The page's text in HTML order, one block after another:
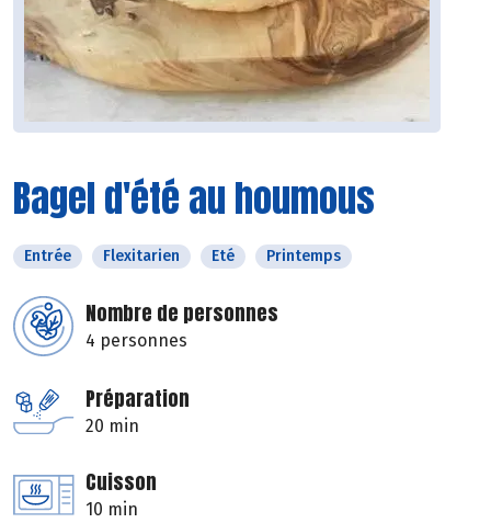
Bagel d'été au houmous
Entrée Flexitarien Eté Printemps
Nombre de personnes
4 personnes
Préparation
20 min
Cuisson
10 min